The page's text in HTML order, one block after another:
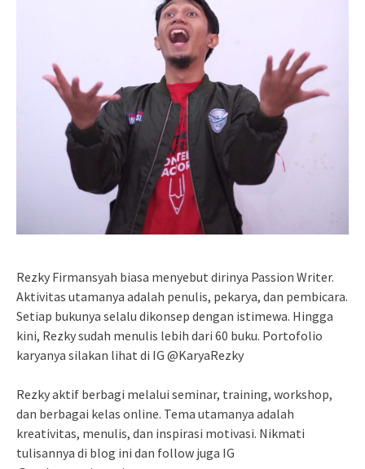
Rezky Firmansyah biasa menyebut dirinya Passion Writer.
Aktivitas utamanya adalah penulis, pekarya, dan pembicara.
Setiap bukunya selalu dikonsep dengan istimewa. Hingga
kini, Rezky sudah menulis lebih dari 60 buku. Portofolio
karyanya silakan lihat di IG @KaryaRezky
Rezky aktif berbagi melalui seminar, training, workshop,
dan berbagai kelas online. Tema utamanya adalah
kreativitas, menulis, dan inspirasi motivasi. Nikmati
tulisannya di blog ini dan follow juga IG